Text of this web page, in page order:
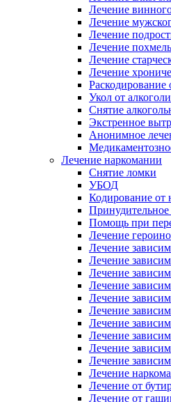
Лечение
Лечение
Лечение
Лечение
Лечение
Лечение
Раскодирование
Укол от
Снятие
Экстренное
Анонимное
Лечение наркомании
Снятие ломки
УБОД
Кодирование от
Помощь при
Лечение
Лечение
Лечение
Лечение
Лечение
Лечение
Лечение
Лечение
Лечение
Лечение
Лечение
Лечение
Лечение от
Лечение от